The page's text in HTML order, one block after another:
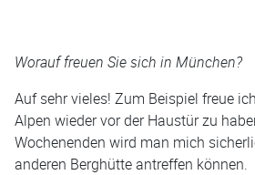
Worauf freuen Sie sich in München?
Auf sehr vieles! Zum Beispiel freue
Alpen wieder vor der Haustür zu
Wochenenden wird man mich
anderen Berghütte antreffen können.